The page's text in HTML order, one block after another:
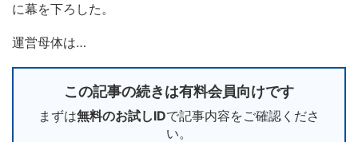
に幕を下ろした。
運営母体は…
この記事の続きは有料会員向けです
まずは無料のお試しIDで記事内容をご確認くださ
い。